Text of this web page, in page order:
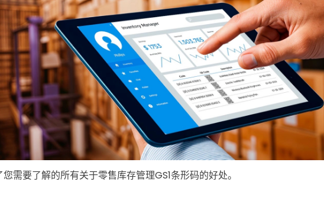
需要了解的所有关于零售库存管理GS1条形码的好处。